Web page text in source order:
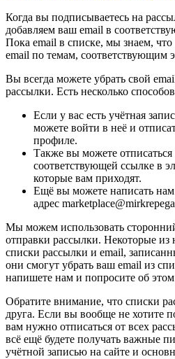
Когда вы подписываетесь на
добавляем ваш email в
Пока email в списке, мы знаем,
email по темам, соответствующим
Вы всегда можете убрать свой
рассылки. Есть несколько
Если у вас есть учётная
можете войти в неё и
профиле.
Также вы можете
соответствующей ссылке в
которые вам приходят.
Ещё вы можете написать
адрес
Мы можем использовать
отправки рассылки. Некоторые из
списки рассылки и email,
они смогут убрать ваш email из
напишете нам и попросите об
Обратите внимание, что списки
друга. Если вы вообще не хотите
вам нужно отписаться от всех
всё ещё будете получать важные
учётной записью на сайте и